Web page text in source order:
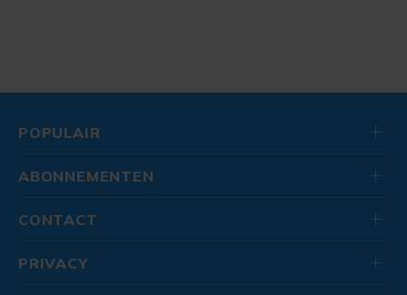
POPULAIR
ABONNEMENTEN
CONTACT
PRIVACY